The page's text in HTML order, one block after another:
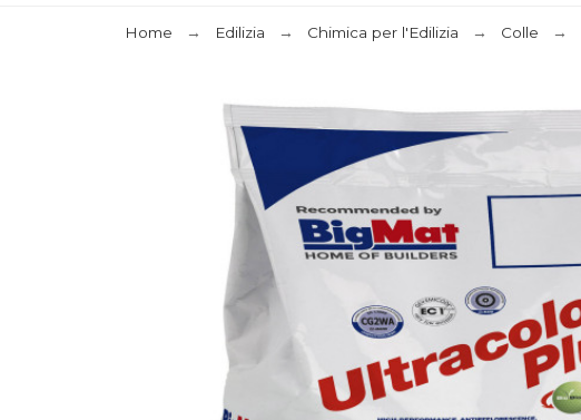
Home Edilizia Chimica per l'Edilizia Colle